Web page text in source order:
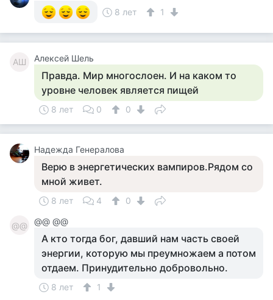
8 лет
1
АШ Алексей Шель
Правда. Мир многослоен. И на каком то
уровне человек является пищей
8 лет 0 0
Надежда Генералова
Верю в энергетических вампиров.Рядом со
мной живет.
8 лет 4 0
@@ @@ @@
А кто тогда бог, давший нам часть своей
энергии, которую мы преумножаем а потом
отдаем. Принудительно добровольно.
8 лет
1